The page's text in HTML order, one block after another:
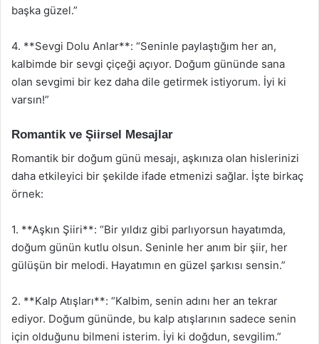
başka güzel.”
4. **Sevgi Dolu Anlar**: “Seninle paylaştığım her an,
kalbimde bir sevgi çiçeği açıyor. Doğum gününde sana
olan sevgimi bir kez daha dile getirmek istiyorum. İyi ki
varsın!”
Romantik ve Şiirsel Mesajlar
Romantik bir doğum günü mesajı, aşkınıza olan hislerinizi
daha etkileyici bir şekilde ifade etmenizi sağlar. İşte birkaç
örnek:
1. **Aşkın Şiiri**: “Bir yıldız gibi parlıyorsun hayatımda,
doğum günün kutlu olsun. Seninle her anım bir şiir, her
gülüşün bir melodi. Hayatımın en güzel şarkısı sensin.”
2. **Kalp Atışları**: “Kalbim, senin adını her an tekrar
ediyor. Doğum gününde, bu kalp atışlarının sadece senin
için olduğunu bilmeni isterim. İyi ki doğdun, sevgilim.”